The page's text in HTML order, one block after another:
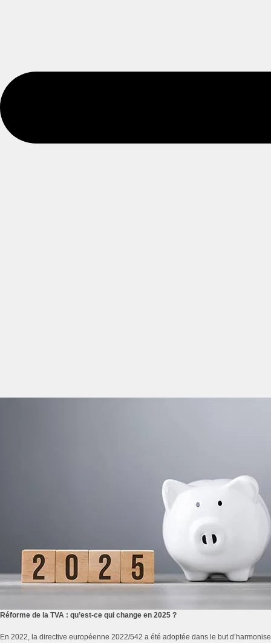
Réforme de la TVA : qu’est-ce qui change en 2025 ?
En 2022, la directive européenne 2022/542 a été adoptée dans le but